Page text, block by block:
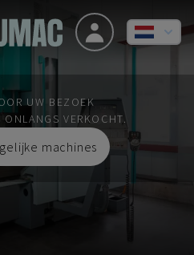
UW BEZOEK
VERKOCHT.
machines